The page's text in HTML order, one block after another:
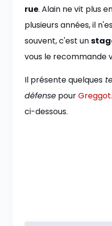
rue. Alain ne vit plus
plusieurs années, il
souvent, c'est un
vous le recommande
Il présente quelques
défense pour
ci-dessous.